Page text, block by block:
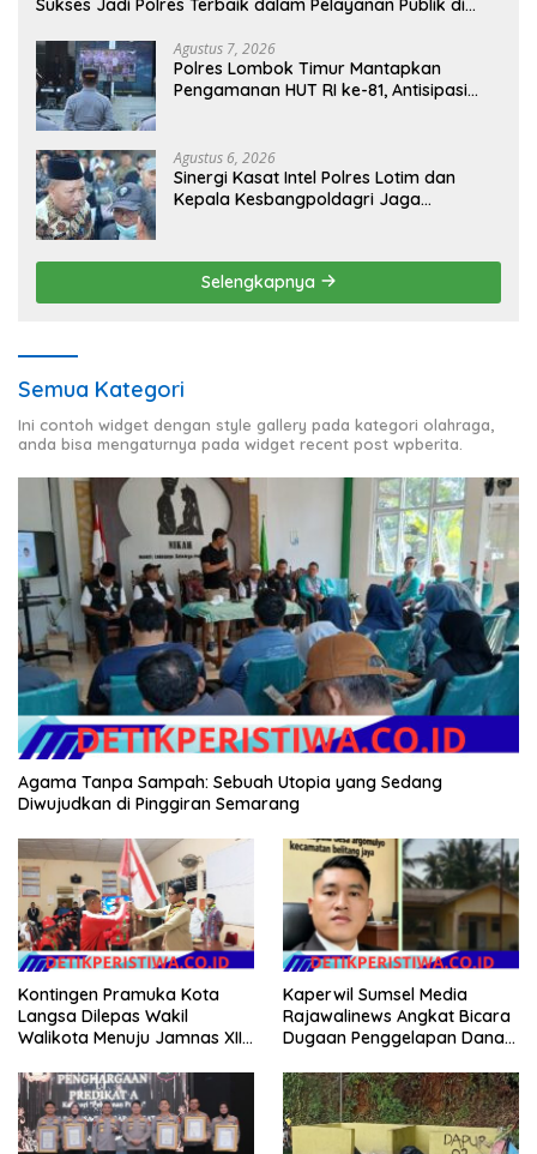
Agustus 7, 2026
Polres Lombok Timur Mantapkan
Pengamanan HUT RI ke-81, Antisipasi
Agustus 6, 2026
Sinergi Kasat Intel Polres Lotim dan
Kepala Kesbangpoldagri Jaga
Selengkapnya
Semua Kategori
Ini contoh widget dengan style gallery pada kategori olahraga,
anda bisa mengaturnya pada widget recent post wpberita.
Agama Tanpa Sampah: Sebuah Utopia yang Sedang
Diwujudkan di Pinggiran Semarang
Kontingen Pramuka Kota
Langsa Dilepas Wakil
Walikota Menuju Jamnas XII
Kaperwil Sumsel Media
Rajawalinews Angkat Bicara
Dugaan Penggelapan Dana
Argomulyo Belitang Jaya
Hilang 3 Bulan Bawa
Anggaran Pembangunan